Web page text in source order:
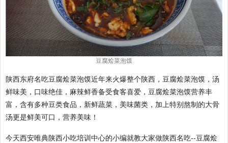
豆腐烩菜泡馍
陕西东府名吃豆腐烩菜泡馍近年来火爆整个陕西，豆腐烩菜泡馍，汤
鲜味美，口味绝佳，麻辣鲜香备受食客喜爱，豆腐烩菜泡馍营养丰
富，含有多种豆类食品，新鲜蔬菜，美味菌类，加上特别熬制的大骨
汤更是鲜美可口，营养美味！
今天西安唯典陕西小吃培训中心的小编就教大家做陕西名吃--豆腐烩